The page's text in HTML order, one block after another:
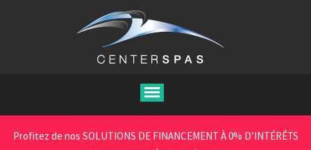
Profitez de nos SOLUTIONS DE FINANCEMENT À 0% D’INTÉRÊTS